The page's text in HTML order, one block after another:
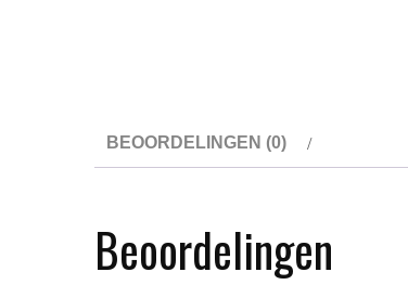
BEOORDELINGEN (0)
Beoordelingen